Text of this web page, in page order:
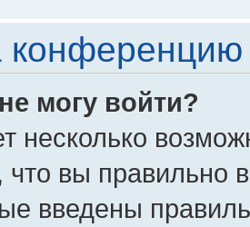
конференцию
могу войти?
несколько
что вы правильно
введены